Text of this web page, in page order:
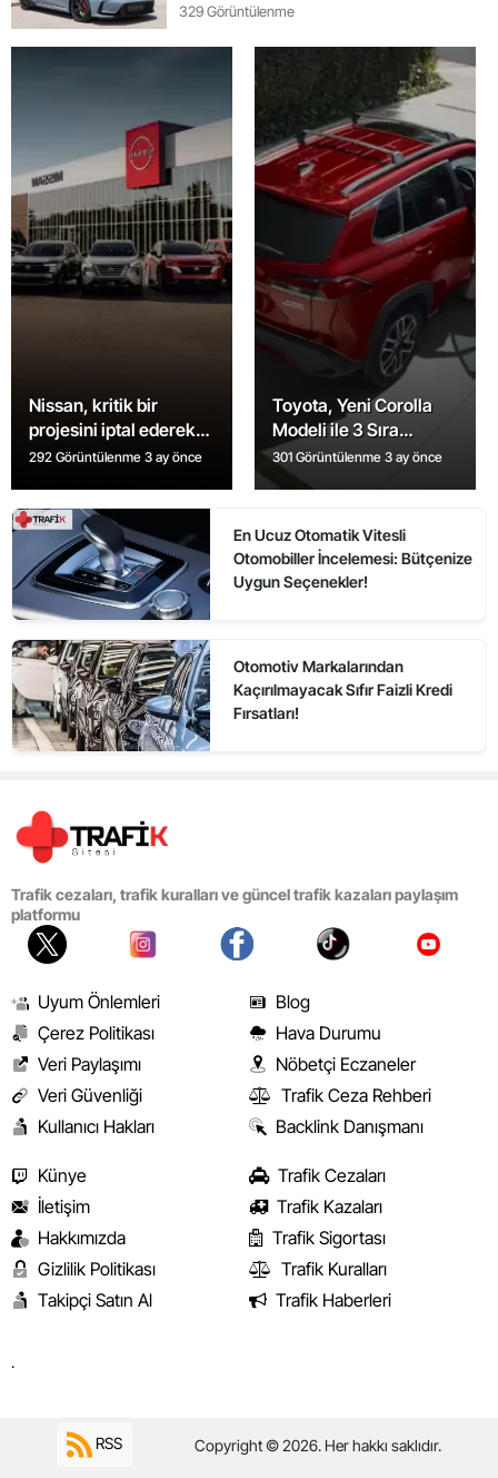
329 Görüntülenme
Nissan, kritik bir
projesini iptal ederek
planlarını değiştirdi
292 Görüntülenme 3 ay önce
Toyota, Yeni Corolla
Modeli ile 3 Sıra
Koltuklu Araçları
Piyasaya Sürüyor
301 Görüntülenme 3 ay önce
En Ucuz Otomatik Vitesli
Otomobiller İncelemesi: Bütçenize
Uygun Seçenekler!
Otomotiv Markalarından
Kaçırılmayacak Sıfır Faizli Kredi
Fırsatları!
Trafik cezaları, trafik kuralları ve güncel trafik kazaları paylaşım
platformu
Uyum Önlemleri
Çerez Politikası
Veri Paylaşımı
Veri Güvenliği
Kullanıcı Hakları
Blog
Hava Durumu
Nöbetçi Eczaneler
Trafik Ceza Rehberi
Backlink Danışmanı
Künye
İletişim
Hakkımızda
Gizlilik Politikası
Takipçi Satın Al
Trafik Cezaları
Trafik Kazaları
Trafik Sigortası
Trafik Kuralları
Trafik Haberleri
.
RSS Copyright © 2026. Her hakkı saklıdır.